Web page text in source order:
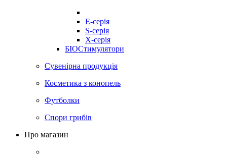
E-серія
S-серія
X-серія
БІОСтимулятори
Сувенірна продукція
Косметика з конопель
Футболки
Спори грибів
Про магазин